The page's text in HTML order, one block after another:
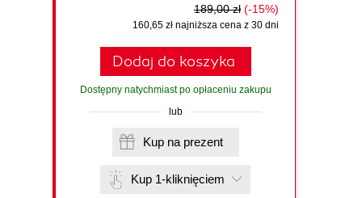
189,00 zł (-15%)
160,65 zł najniższa cena z 30 dni
Dodaj do koszyka
Dostępny natychmiast po opłaceniu zakupu
lub
Kup na prezent
Kup 1-kliknięciem